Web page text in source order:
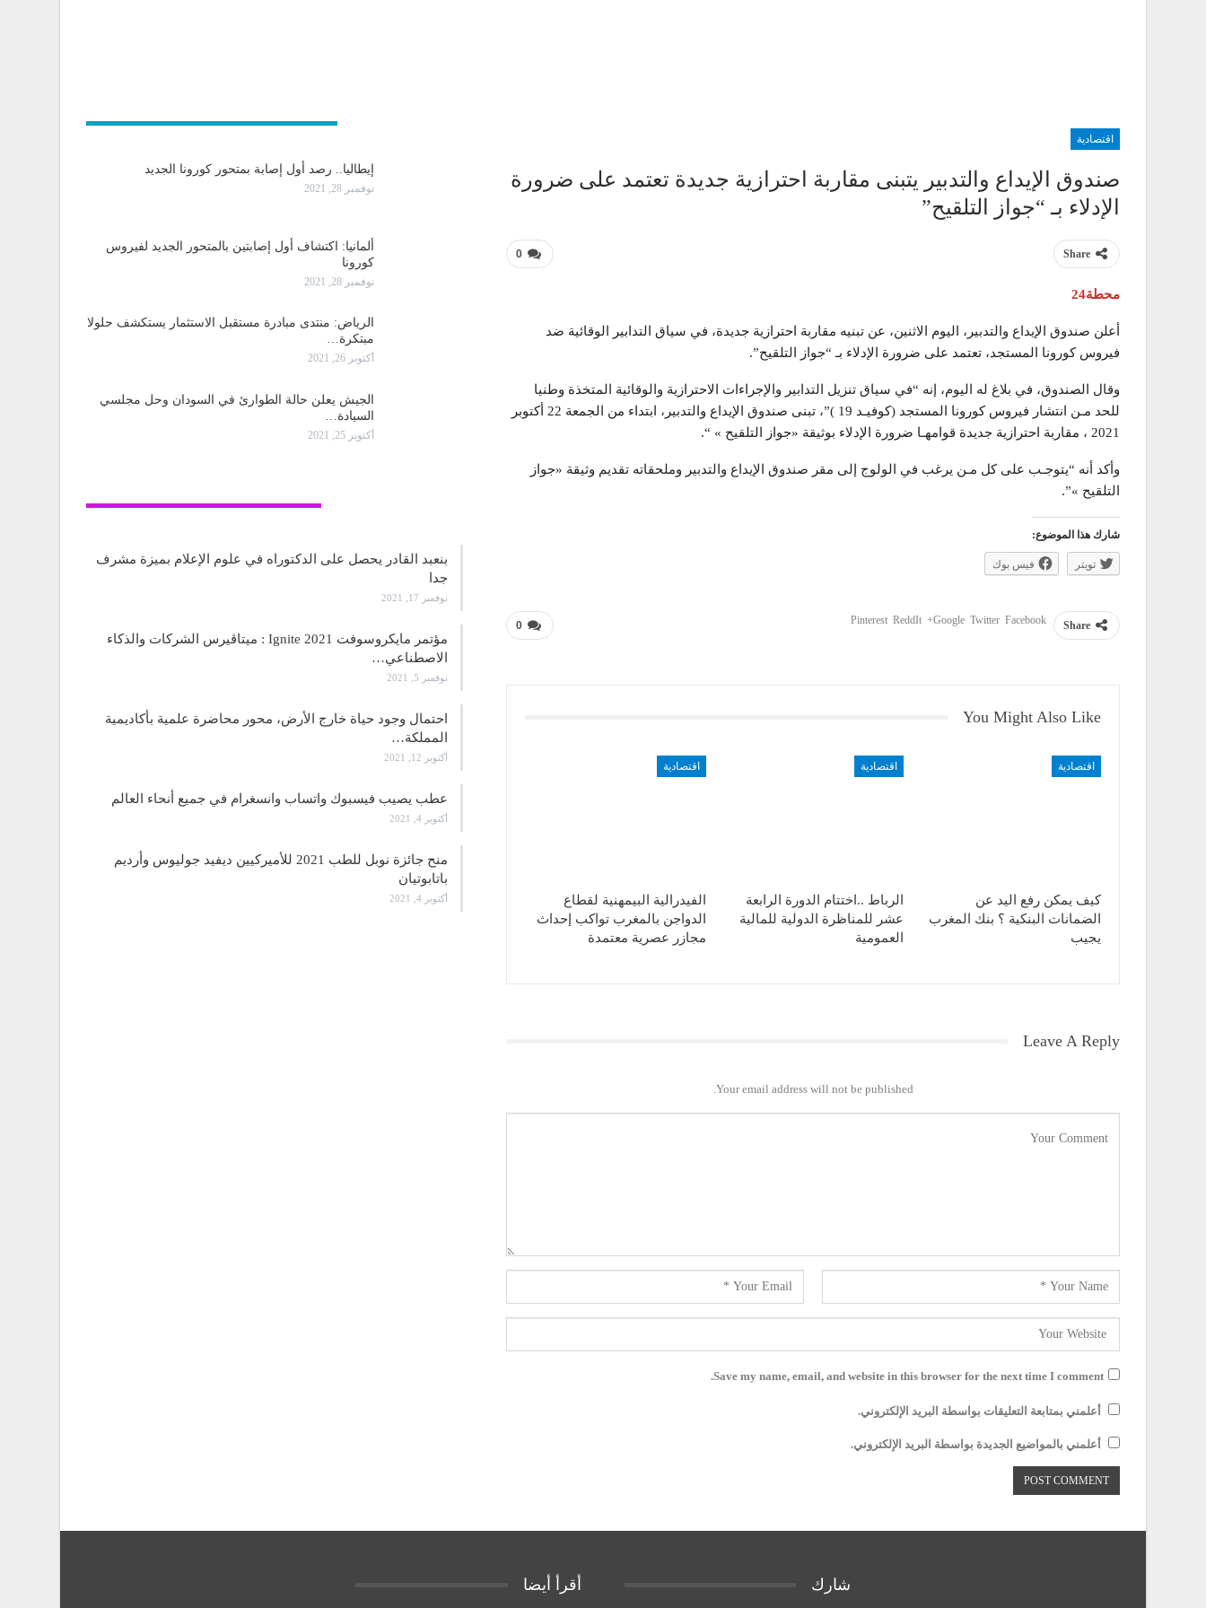
اقتصادية
صندوق الإيداع والتدبير يتبنى مقاربة احترازية جديدة تعتمد على ضرورة
الإدلاء بـ “جواز التلقيح”
0 Share
محطة24
أعلن صندوق الإيداع والتدبير، اليوم الاثنين، عن تبنيه مقاربة احترازية جديدة، في سياق التدابير الوقائية ضد
فيروس كورونا المستجد، تعتمد على ضرورة الإدلاء بـ “جواز التلقيح”.
وقال الصندوق، في بلاغ له اليوم، إنه “في سياق تنزيل التدابير والإجراءات الاحترازية والوقائية المتخذة وطنيا
للحد مـن انتشار فيروس كورونا المستجد (كوفيـد 19 )”، تبنى صندوق الإيداع والتدبير، ابتداء من الجمعة 22 أكتوبر
2021 ، مقاربة احترازية جديدة قوامهـا ضرورة الإدلاء بوثيقة «جواز التلقيح » “.
وأكد أنه “يتوجـب على كل مـن يرغب في الولوج إلى مقر صندوق الإيداع والتدبير وملحقاته تقديم وثيقة «جواز
التلقيح »”.
شارك هذا الموضوع:
تويتر فيس بوك
0 Share
Facebook
Twitter
Google+
ReddIt
Pinterest
You Might Also Like
اقتصادية
كيف يمكن رفع اليد عن
الضمانات البنكية ؟ بنك المغرب
يجيب
اقتصادية
الرباط ..اختتام الدورة الرابعة
عشر للمناظرة الدولية ‏للمالية
العمومية
اقتصادية
الفيدرالية البيمهنية لقطاع
الدواجن بالمغرب تواكب إحداث
مجازر عصرية معتمدة
Leave A Reply
Your email address will not be published.
Save my name, email, and website in this browser for the next time I comment.
أعلمني بمتابعة التعليقات بواسطة البريد الإلكتروني.
أعلمني بالمواضيع الجديدة بواسطة البريد الإلكتروني.
إيطاليا.. رصد أول إصابة بمتحور كورونا الجديد
نوفمبر 28, 2021
ألمانيا: اكتشاف أول إصابتين بالمتحور الجديد لفيروس
كورونا
نوفمبر 28, 2021
الرياض: منتدى مبادرة مستقبل الاستثمار يستكشف حلولا
مبتكرة…
أكتوبر 26, 2021
الجيش يعلن حالة الطوارئ في السودان وحل مجلسي
السيادة…
أكتوبر 25, 2021
بنعبد القادر يحصل على الدكتوراه في علوم الإعلام بميزة مشرف
جدا
نوفمبر 17, 2021
مؤتمر مايكروسوفت Ignite 2021 : ميتاڤيرس الشركات والذكاء
الاصطناعي…
نوفمبر 5, 2021
احتمال وجود حياة خارج الأرض، محور محاضرة علمية بأكاديمية
المملكة…
أكتوبر 12, 2021
عطب يصيب فيسبوك واتساب وانسغرام في جميع أنحاء العالم
أكتوبر 4, 2021
منح جائزة نوبل للطب 2021 للأميركيين ديفيد جوليوس وأرديم
باتابوتيان
أكتوبر 4, 2021
شارك أقرأ أيضا